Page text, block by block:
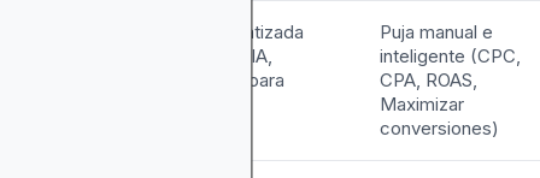
Puja automatizada
(basada en IA,
optimizada para
Puja manual e
inteligente (CPC,
CPA, ROAS,
Maximizar
conversiones)